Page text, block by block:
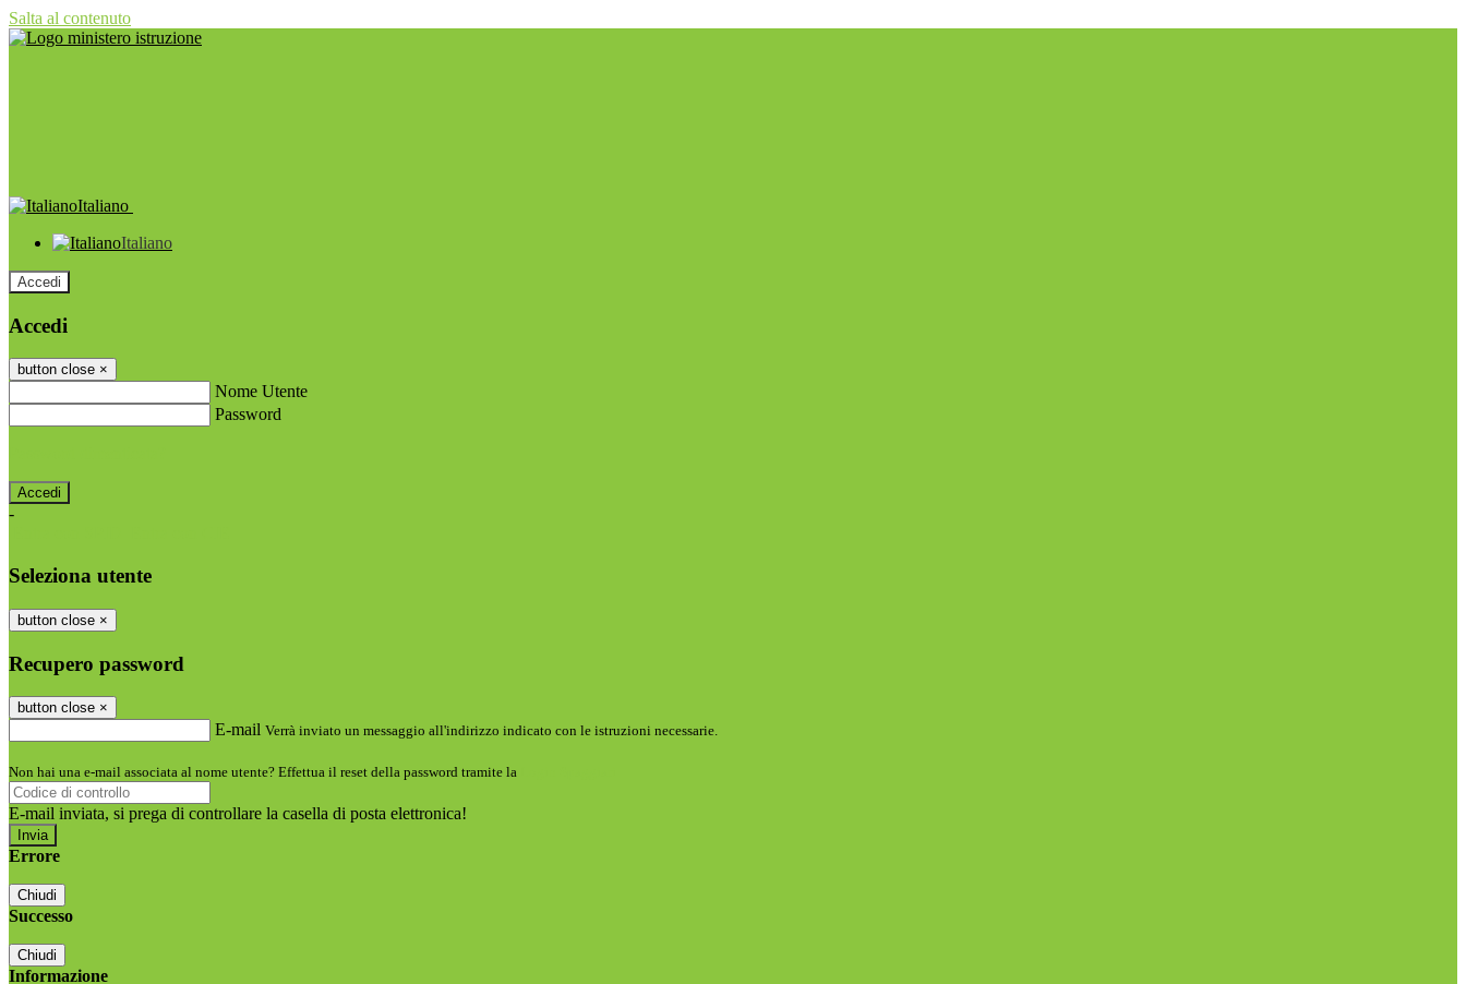
Salta al contenuto
Italiano
Italiano
Accedi
Accedi
button close ×
Nome Utente
Password
-
Seleziona utente
button close ×
Recupero password
button close ×
E-mail Verrà inviato un messaggio all'indirizzo indicato con le istruzioni necessarie.
Non hai una e-mail associata al nome utente? Effettua il reset della password tramite la
E-mail inviata, si prega di controllare la casella di posta elettronica!
Errore
Chiudi
Successo
Chiudi
Informazione